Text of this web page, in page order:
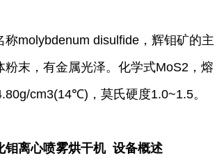
称molybdenum disulfide，辉钼矿的主
粉末，有金属光泽。化学式MoS2，熔
cm3(14℃)，莫氏硬度1.0~1.5。
钼离心喷雾烘干机 设备概述